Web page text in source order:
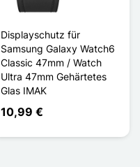
Displayschutz für
Samsung Galaxy Watch6
Classic 47mm / Watch
Ultra 47mm Gehärtetes
Glas IMAK
10,99 €